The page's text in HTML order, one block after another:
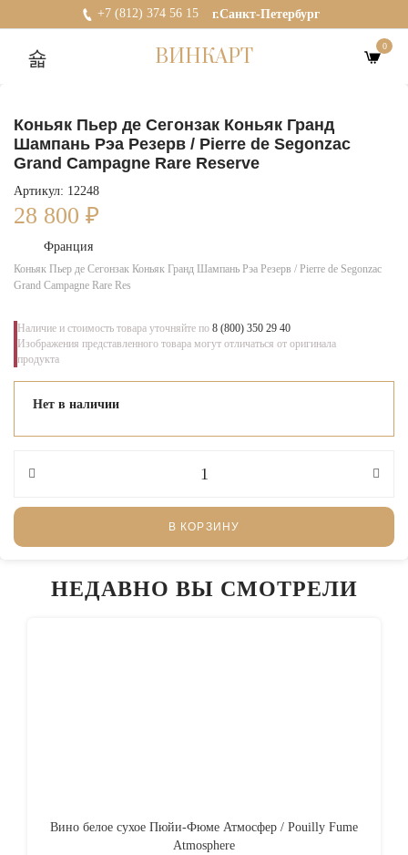
+7 (812) 374 56 15 г.Санкт-Петербург
ВИНКАРТ 0
Коньяк Пьер де Сегонзак Коньяк Гранд
Шампань Рэа Резерв / Pierre de Segonzac
Grand Campagne Rare Reserve
Артикул: 12248
28 800 ₽
Франция
Коньяк Пьер де Сегонзак Коньяк Гранд Шампань Рэа Резерв / Pierre de Segonzac
Grand Campagne Rare Res
Наличие и стоимость товара уточняйте по 8 (800) 350 29 40
Изображения представленного товара могут отличаться от оригинала
продукта
Нет в наличии
В КОРЗИНУ
НЕДАВНО ВЫ СМОТРЕЛИ
Вино белое сухое Пюйи-Фюме Атмосфер / Pouilly Fume
Atmosphere